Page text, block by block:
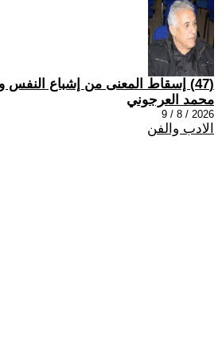
(47) إسقاط المعنى من إشباع النفس والمُنى
محمد العرجوني
2026 / 8 / 9
الادب والفن